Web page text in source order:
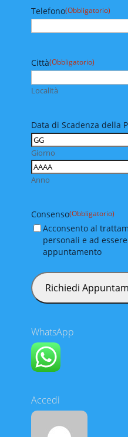
Telefono(Obbligatorio)
Città(Obbligatorio)
Località
Data di Scadenza della
Giorno
Anno
Consenso(Obbligatorio)
Acconsento al
personali e ad
appuntamento
WhatsApp
Accedi